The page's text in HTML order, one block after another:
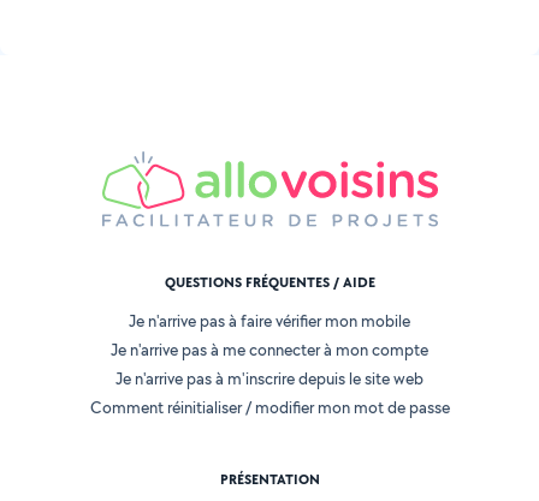
QUESTIONS FRÉQUENTES / AIDE
Je n'arrive pas à faire vérifier mon mobile
Je n'arrive pas à me connecter à mon compte
Je n'arrive pas à m'inscrire depuis le site web
Comment réinitialiser / modifier mon mot de passe
PRÉSENTATION